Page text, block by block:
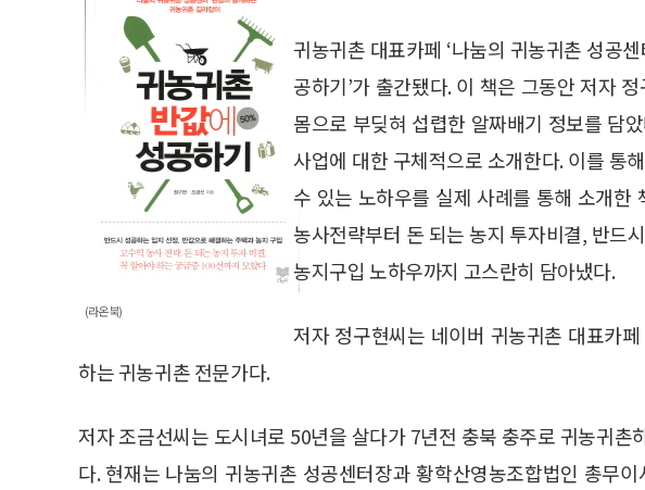
(라온북)
귀농귀촌 대표카페 ‘나눔의 귀농귀촌 성공
공하기’가 출간됐다. 이 책은 그동안 저자
몸으로 부딪혀 섭렵한 알짜배기 정보를 담
사업에 대한 구체적으로 소개한다. 이를 통
수 있는 노하우를 실제 사례를 통해 소개한
농사전략부터 돈 되는 농지 투자비결, 반드
농지구입 노하우까지 고스란히 담아냈다.
저자 정구현씨는 네이버 귀농귀촌 대표카
하는 귀농귀촌 전문가다.
저자 조금선씨는 도시녀로 50년을 살다가 7년전 충북 충주로 귀농귀촌
다. 현재는 나눔의 귀농귀촌 성공센터장과 황학산영농조합법인 총무